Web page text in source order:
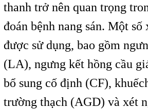
thanh trở nên quan trọng
đoán bệnh nang sán. Một số
được sử dụng, bao gồm
(LA), ngưng kết hồng cầu
bổ sung cố định (CF),
trường thạch (AGD) và xét